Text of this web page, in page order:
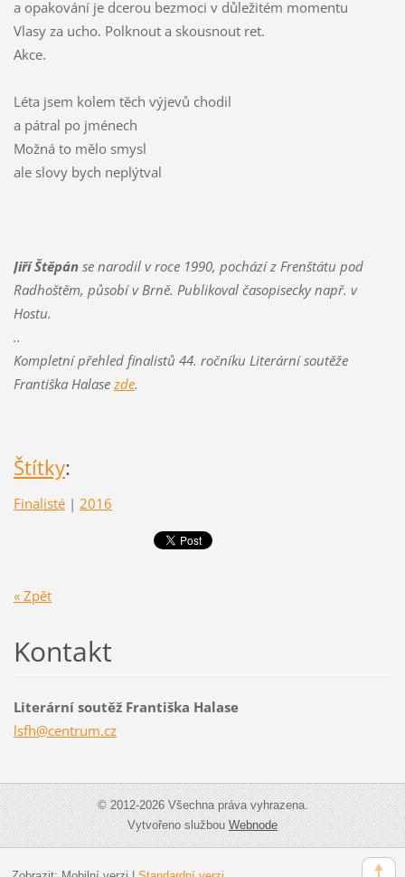
a opakování je dcerou bezmoci v důležitém momentu
Vlasy za ucho. Polknout a skousnout ret.
Akce.
Léta jsem kolem těch výjevů chodil
a pátral po jménech
Možná to mělo smysl
ale slovy bych neplýtval
Jiří Štěpánse narodil v roce 1990, pochází z Frenštátu pod
Radhoštěm, působí v Brně. Publikoval časopisecky např. v
Hostu.
..
Kompletní přehled finalistů 44. ročníku Literární soutěže
Františka Halasezde.
Štítky:
Finalisté | 2016
« Zpět
Kontakt
Literární soutěž Františka Halase
lsfh@centrum.cz
© 2012-2026 Všechna práva vyhrazena.
Vytvořeno službouWebnode